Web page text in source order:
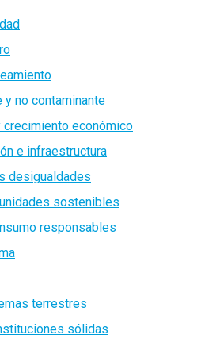
y no contaminante
crecimiento económico
e infraestructura
desigualdades
sostenibles
responsables
terrestres
sólidas